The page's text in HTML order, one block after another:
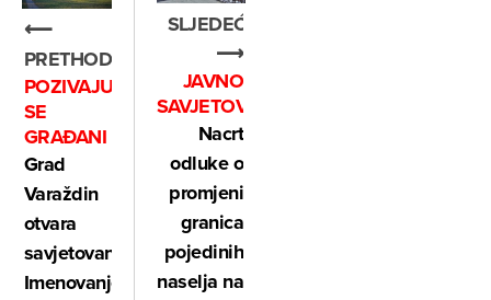
⟵
PRETHODNO
POZIVAJU
SE
GRAĐANI
Grad
Varaždin
otvara
savjetovanje:
Imenovanje
SLJEDEĆE
⟶
JAVNO
SAVJETOVANJE
Nacrt
odluke o
promjeni
granica
pojedinih
naselja na